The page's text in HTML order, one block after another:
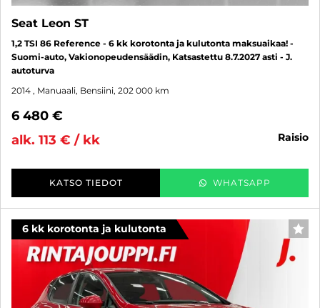
Seat Leon ST
1,2 TSI 86 Reference - 6 kk korotonta ja kulutonta maksuaikaa! -
Suomi-auto, Vakionopeudensäädin, Katsastettu 8.7.2027 asti - J.
autoturva
2014 , Manuaali, Bensiini, 202 000 km
6 480 €
alk. 113 € / kk
raisio
KATSO TIEDOT WHATSAPP
6 kk korotonta ja kulutonta